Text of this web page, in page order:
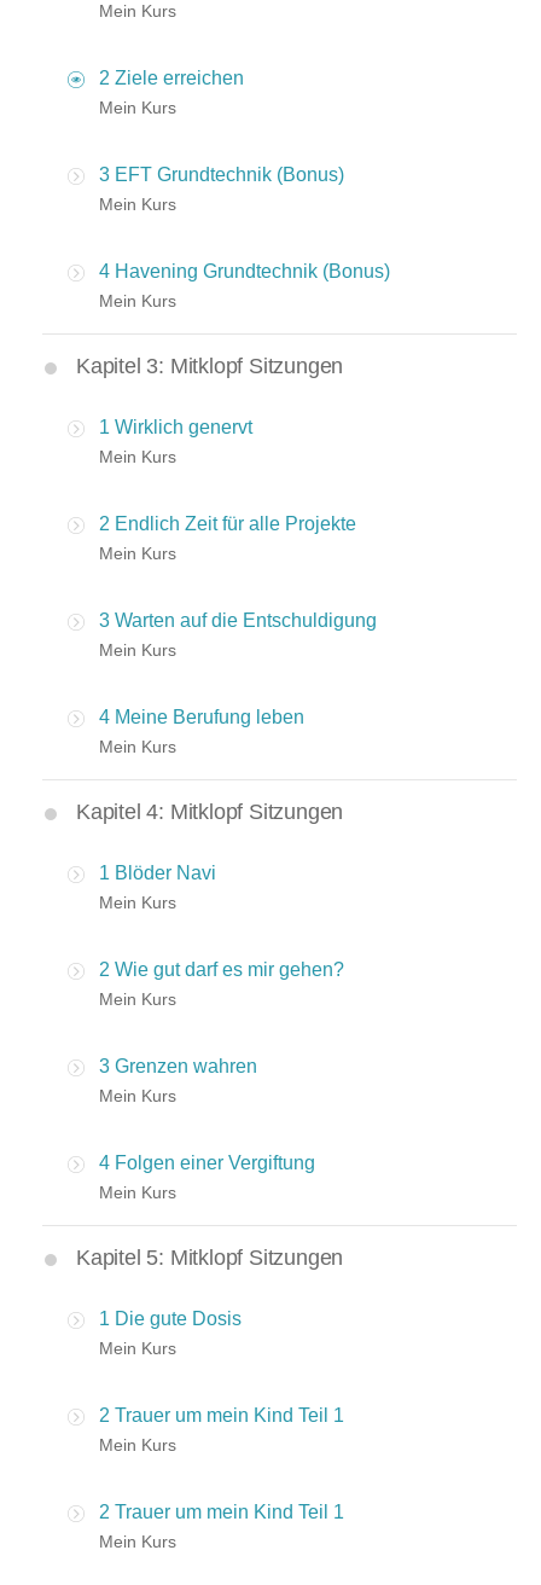
Mein Kurs
2 Ziele erreichen
Mein Kurs
3 EFT Grundtechnik (Bonus)
Mein Kurs
4 Havening Grundtechnik (Bonus)
Mein Kurs
Kapitel 3: Mitklopf Sitzungen
1 Wirklich genervt
Mein Kurs
2 Endlich Zeit für alle Projekte
Mein Kurs
3 Warten auf die Entschuldigung
Mein Kurs
4 Meine Berufung leben
Mein Kurs
Kapitel 4: Mitklopf Sitzungen
1 Blöder Navi
Mein Kurs
2 Wie gut darf es mir gehen?
Mein Kurs
3 Grenzen wahren
Mein Kurs
4 Folgen einer Vergiftung
Mein Kurs
Kapitel 5: Mitklopf Sitzungen
1 Die gute Dosis
Mein Kurs
2 Trauer um mein Kind Teil 1
Mein Kurs
2 Trauer um mein Kind Teil 1
Mein Kurs